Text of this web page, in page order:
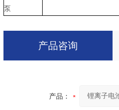
泵
产品咨询
产品：